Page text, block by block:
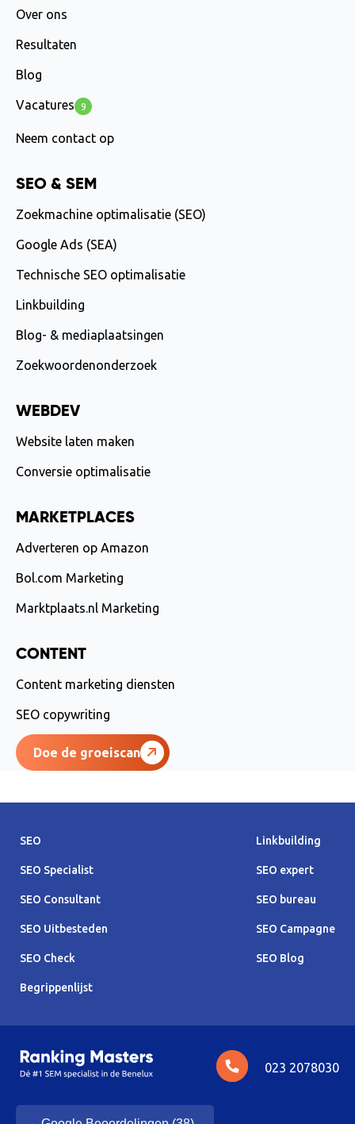
Over ons
Resultaten
Blog
Vacatures 9
Neem contact op
SEO & SEM
Zoekmachine optimalisatie (SEO)
Google Ads (SEA)
Technische SEO optimalisatie
Linkbuilding
Blog- & mediaplaatsingen
Zoekwoordenonderzoek
WEBDEV
Website laten maken
Conversie optimalisatie
MARKETPLACES
Adverteren op Amazon
Bol.com Marketing
Marktplaats.nl Marketing
CONTENT
Content marketing diensten
SEO copywriting
Doe de groeiscan
SEO Linkbuilding
SEO Specialist SEO expert
SEO Consultant SEO bureau
SEO Uitbesteden SEO Campagne
SEO Check SEO Blog
Begrippenlijst
023 2078030